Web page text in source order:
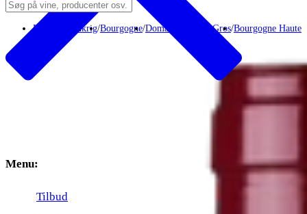
Menu:
Tilbud
Rødvin Frankrig/Bourgogne/Domaine Michel Gros/Bourgogne